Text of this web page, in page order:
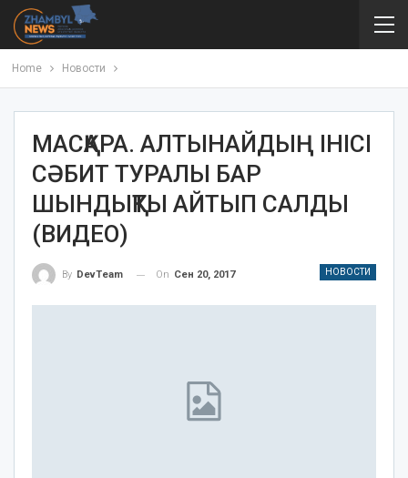
Home Новости
МАСҚАРА. АЛТЫНАЙДЫҢ ІНІСІ
СӘБИТ ТУРАЛЫ БАР
ШЫНДЫҚТЫ АЙТЫП САЛДЫ
(ВИДЕО)
НОВОСТИ
By DevTeam On Сен 20, 2017